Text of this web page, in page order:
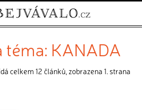
téma: KANADA
celkem 12 článků, zobrazena 1. strana